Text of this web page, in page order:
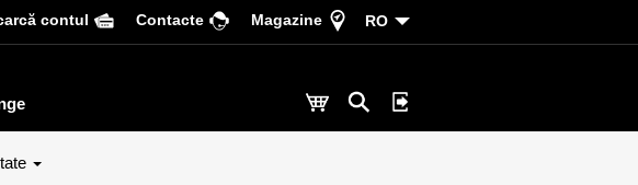
contul Сontacte Magazine RO